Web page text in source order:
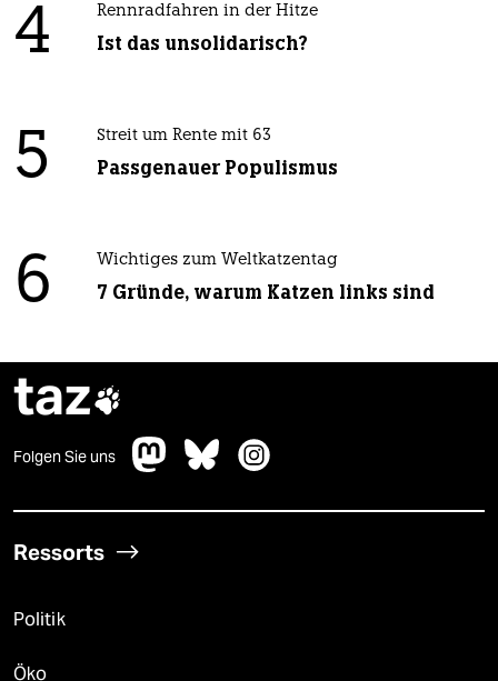
4 Rennradfahren in der Hitze
Ist das unsolidarisch?
5 Streit um Rente mit 63
Passgenauer Populismus
6 Wichtiges zum Weltkatzentag
7 Gründe, warum Katzen links sind
taz
Folgen Sie uns
Ressorts
Politik
Öko